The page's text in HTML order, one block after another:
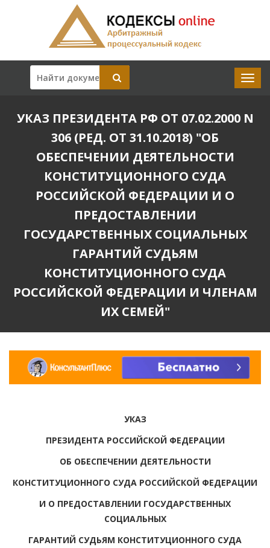
УКАЗ ПРЕЗИДЕНТА РФ ОТ 07.02.2000 N
306 (РЕД. ОТ 31.10.2018) "ОБ
ОБЕСПЕЧЕНИИ ДЕЯТЕЛЬНОСТИ
КОНСТИТУЦИОННОГО СУДА
РОССИЙСКОЙ ФЕДЕРАЦИИ И О
ПРЕДОСТАВЛЕНИИ
ГОСУДАРСТВЕННЫХ СОЦИАЛЬНЫХ
ГАРАНТИЙ СУДЬЯМ
КОНСТИТУЦИОННОГО СУДА
РОССИЙСКОЙ ФЕДЕРАЦИИ И ЧЛЕНАМ
ИХ СЕМЕЙ"
УКАЗ
ПРЕЗИДЕНТА РОССИЙСКОЙ ФЕДЕРАЦИИ
ОБ ОБЕСПЕЧЕНИИ ДЕЯТЕЛЬНОСТИ
КОНСТИТУЦИОННОГО СУДА РОССИЙСКОЙ ФЕДЕРАЦИИ
И О ПРЕДОСТАВЛЕНИИ ГОСУДАРСТВЕННЫХ
СОЦИАЛЬНЫХ
ГАРАНТИЙ СУДЬЯМ КОНСТИТУЦИОННОГО СУДА